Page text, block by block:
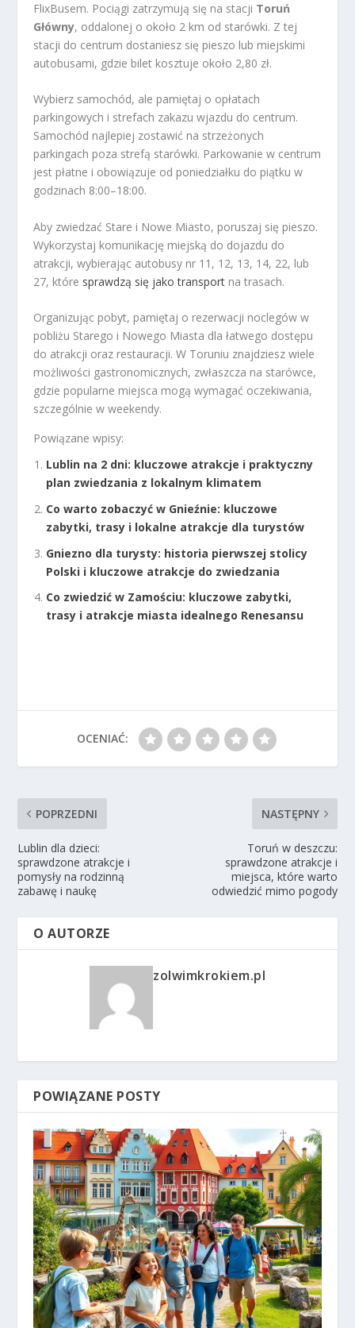
FlixBusem. Pociągi zatrzymują się na stacji Toruń
Główny, oddalonej o około 2 km od starówki. Z tej
stacji do centrum dostaniesz się pieszo lub miejskimi
autobusami, gdzie bilet kosztuje około 2,80 zł.
Wybierz samochód, ale pamiętaj o opłatach
parkingowych i strefach zakazu wjazdu do centrum.
Samochód najlepiej zostawić na strzeżonych
parkingach poza strefą starówki. Parkowanie w centrum
jest płatne i obowiązuje od poniedziałku do piątku w
godzinach 8:00–18:00.
Aby zwiedzać Stare i Nowe Miasto, poruszaj się pieszo.
Wykorzystaj komunikację miejską do dojazdu do
atrakcji, wybierając autobusy nr 11, 12, 13, 14, 22, lub
27, które sprawdzą się jako transport na trasach.
Organizując pobyt, pamiętaj o rezerwacji noclegów w
pobliżu Starego i Nowego Miasta dla łatwego dostępu
do atrakcji oraz restauracji. W Toruniu znajdziesz wiele
możliwości gastronomicznych, zwłaszcza na starówce,
gdzie popularne miejsca mogą wymagać oczekiwania,
szczególnie w weekendy.
Powiązane wpisy:
Lublin na 2 dni: kluczowe atrakcje i praktyczny
plan zwiedzania z lokalnym klimatem
Co warto zobaczyć w Gnieźnie: kluczowe
zabytki, trasy i lokalne atrakcje dla turystów
Gniezno dla turysty: historia pierwszej stolicy
Polski i kluczowe atrakcje do zwiedzania
Co zwiedzić w Zamościu: kluczowe zabytki,
trasy i atrakcje miasta idealnego Renesansu
OCENIAĆ:
POPRZEDNI
Lublin dla dzieci:
sprawdzone atrakcje i
pomysły na rodzinną
zabawę i naukę
NASTĘPNY
Toruń w deszczu:
sprawdzone atrakcje i
miejsca, które warto
odwiedzić mimo pogody
O AUTORZE
zolwimkrokiem.pl
POWIĄZANE POSTY